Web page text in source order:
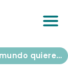
¿Por qué todo el mundo quiere vivir ahora en Mazarrón?